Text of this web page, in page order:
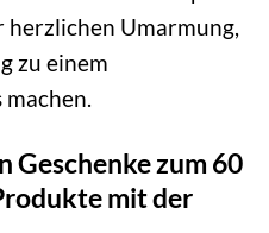
Umarmung,
zu einem
Geschenke zum 60
mit der